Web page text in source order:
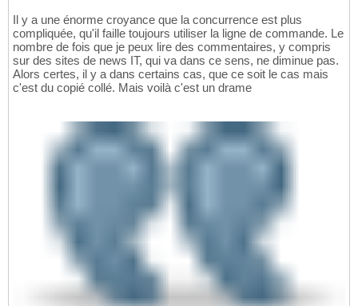
Il y a une énorme croyance que la concurrence est plus
compliquée, qu'il faille toujours utiliser la ligne de commande. Le
nombre de fois que je peux lire des commentaires, y compris
sur des sites de news IT, qui va dans ce sens, ne diminue pas.
Alors certes, il y a dans certains cas, que ce soit le cas mais
c'est du copié collé. Mais voilà c'est un drame